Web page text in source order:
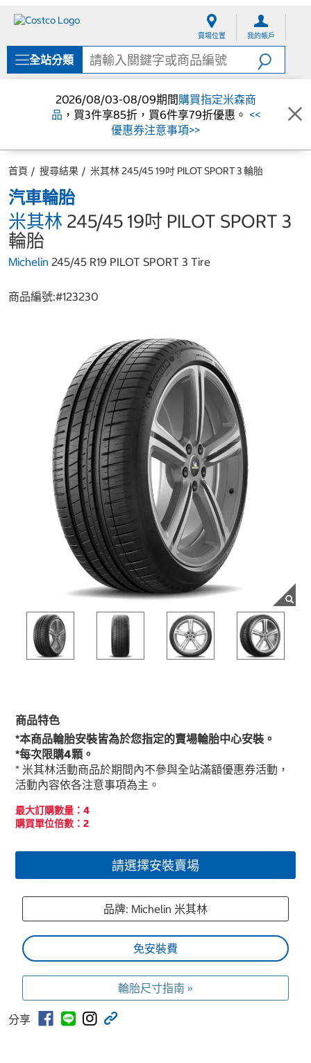
單
賣場位置 我的帳戶
全站分類
2026/08/03-08/09期間購買指定米森商
品 ，買3件享85折，買6件享79折優惠。 <<
優惠券注意事項>>
首頁 搜尋結果 米其林 245/45 19吋 PILOT SPORT 3 輪胎
汽車輪胎
米其林 245/45 19吋 PILOT SPORT 3
輪胎
Michelin 245/45 R19 PILOT SPORT 3 Tire
商品編號:#123230
商品特色
*本商品輪胎安裝皆為於您指定的賣場輪胎中心安裝。
*每次限購4顆。
* 米其林活動商品於期間內不參與全站滿額優惠券活動，
活動內容依各注意事項為主。
最大訂購數量：4
購買單位倍數：2
請選擇安裝賣場
品牌: Michelin 米其林
免安裝費
輪胎尺寸指南 »
分享